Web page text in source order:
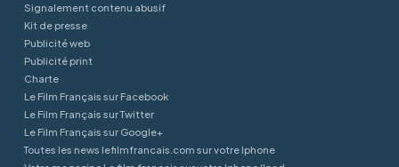
Signalement contenu abusif
Kit de presse
Publicité web
Publicité print
Charte
Le Film Français sur Facebook
Le Film Français sur Twitter
Le Film Français sur Google+
Toutes les news lefilmfrancais.com sur votre Iphone